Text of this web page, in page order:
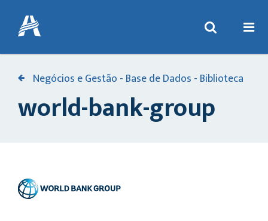
Negócios e Gestão - Base de Dados - Biblioteca
world-bank-group